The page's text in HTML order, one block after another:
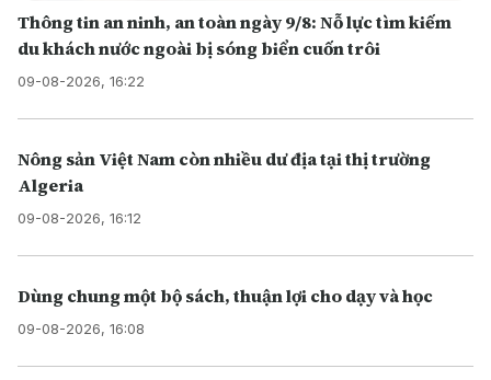
Thông tin an ninh, an toàn ngày 9/8: Nỗ lực tìm kiếm
du khách nước ngoài bị sóng biển cuốn trôi
09-08-2026, 16:22
Nông sản Việt Nam còn nhiều dư địa tại thị trường
Algeria
09-08-2026, 16:12
Dùng chung một bộ sách, thuận lợi cho dạy và học
09-08-2026, 16:08